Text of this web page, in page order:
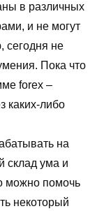
в различных
и не могут
сегодня не
Пока что
forex –
каких-либо
на
склад ума и
можно помочь
некоторый